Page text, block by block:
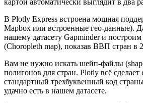
картой автоматически выглядит в два
В Plotly Express встроена мощная
Mapbox или встроенные гео-данные).
нашему датасету Gapminder и
(Choropleth map), показав ВВП стран в
Вам не нужно искать шейп-файлы
полигонов для стран. Plotly всё сделает
стандартный трехбуквенный код
удачно есть в нашем датасете.